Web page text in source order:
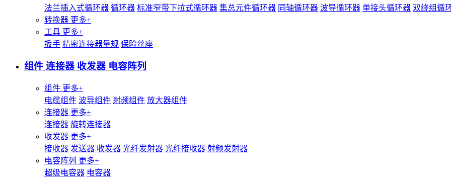
法兰插入式循环器 循环器 标准窄带下拉式循环器 集总元件循环器 同轴循环器 波导循环器 单接头循环器 双绕组循
转换器 更多+
工具 更多+
扳手 精密连接器量规 保险丝座
组件 连接器 收发器 电容阵列
组件 更多+
电缆组件 波导组件 射频组件 放大器组件
连接器 更多+
连接器 旋转连接器
收发器 更多+
接收器 发送器 收发器 光纤发射器 光纤接收器 射频发射器
电容阵列 更多+
超级电容器 电容器